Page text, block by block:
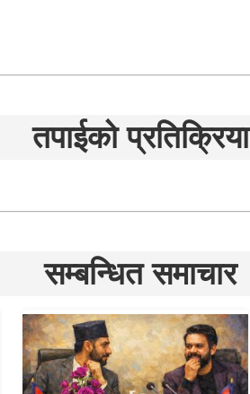
तपाईको प्रतिक्रिया
सम्बन्धित समाचार